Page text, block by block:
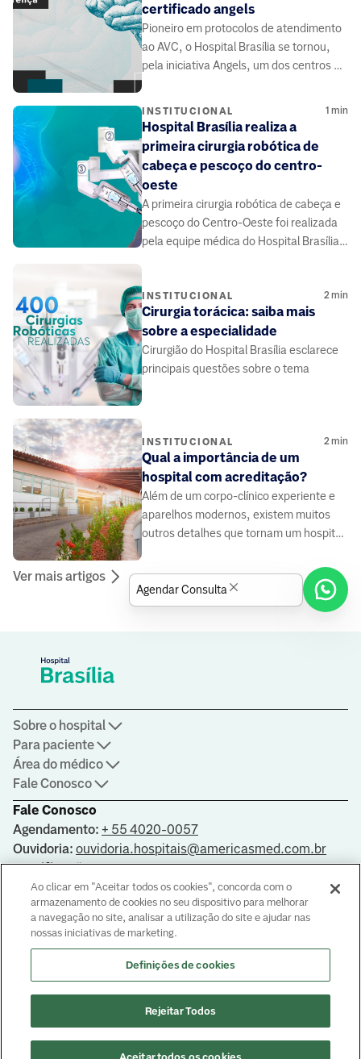
certificado angels
Pioneiro em protocolos de atendimento
ao AVC, o Hospital Brasília se tornou,
pela iniciativa Angels, um dos centros de
INSTITUCIONAL 1 min
Hospital Brasília realiza a
primeira cirurgia robótica de
cabeça e pescoço do centro-
oeste
A primeira cirurgia robótica de cabeça e
pescoço do Centro-Oeste foi realizada
pela equipe médica do Hospital Brasília,
INSTITUCIONAL 2min
Cirurgia torácica: saiba mais
sobre a especialidade
Cirurgião do Hospital Brasília esclarece
principais questões sobre o tema
INSTITUCIONAL 2 min
Qual a importância de um
hospital com acreditação?
Além de um corpo-clínico experiente e
aparelhos modernos, existem muitos
outros detalhes que tornam um hospital
Ver mais artigos
Fale Conosco
Agendamento: + 55 4020-0057
Ouvidoria: ouvidoria.hospitais@americasmed.com.br
Certificações
Saiba mais sobre nossas certificações
Sobre o hospital
Para paciente
Área do médico
Fale Conosco
8099
Agendar Consulta
Ao clicar em "Aceitar todos os cookies", concorda com o
armazenamento de cookies no seu dispositivo para melhorar
a navegação no site, analisar a utilização do site e ajudar nas
nossas iniciativas de marketing.
Definições de cookies
Rejeitar Todos